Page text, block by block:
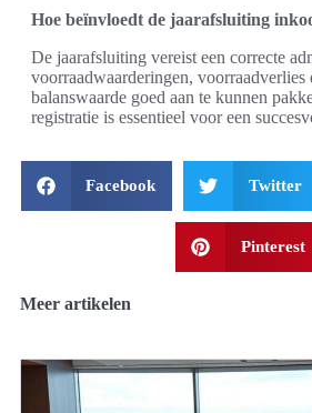
Hoe beïnvloedt de jaarafsluiting
De jaarafsluiting vereist een correcte
voorraadwaarderingen, voorraadverlies
balanswaarde goed aan te kunnen
registratie is essentieel voor een
Facebook Twitter
Pinterest
Meer artikelen